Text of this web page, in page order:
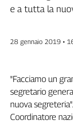
Fp
Spi
Inca
Caaf
e a tutta la
28 gennaio 2019 •
"Facciamo un
segretario
nuova
Coordinatore